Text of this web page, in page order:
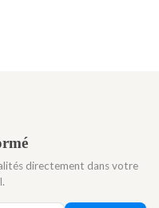
directement dans votre